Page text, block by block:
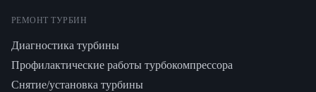
РЕМОНТ ТУРБИН
Диагностика турбины
Профилактические работы турбокомпрессора
Снятие/установка турбины